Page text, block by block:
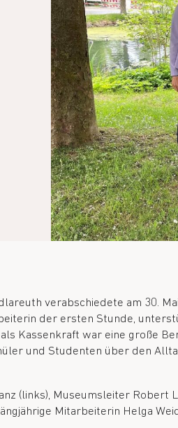
verabschiedete am 30.
der ersten Stunde,
Kassenkraft war eine große
und Studenten über den
(links), Museumsleiter Robert
Mitarbeiterin Helga